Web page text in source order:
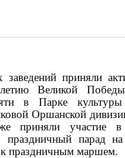
приняли
Великой
в Парке
Оршанской
приняли участие в
праздничный парад
праздничным маршем.